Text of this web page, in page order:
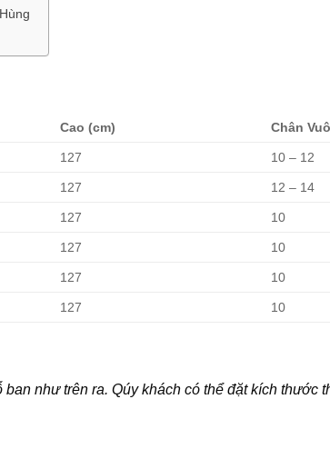
Cao (cm) Chân
127 10 – 12
127 12 – 14
127 10
127 10
127 10
127 10
như trên ra. Qúy khách có thể đặt kích thước